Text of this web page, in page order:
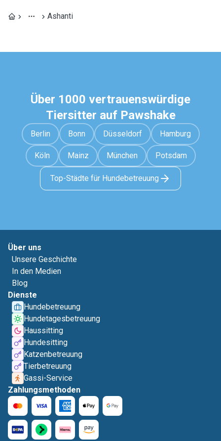
Ashanti
Über 1000 vertrauenswürdige
Tiersitter auf Pawshake
Berlin Bonn Düsseldorf Hamburg
Köln Mainz München Potsdam
Top-Städte für Hundebetreuung
Über uns
Unsere Geschichte
In den Medien
Blog
Dienste
Hundebetreuung
Hundetagesbetreuung
Haussitting
Hundesitting
Katzenbetreuung
Tierbetreuung
Gassi-Service
Zahlungsmethoden